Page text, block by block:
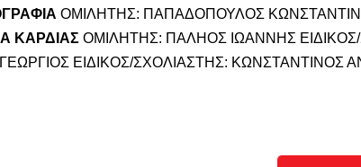
OΜΙΛΗΤΗΣ: ΠΑΠΑΔΟΠΟΥΛΟΣ
ΚΑΡΔΙΑΣ OΜΙΛΗΤΗΣ: ΠΑΛΗΟΣ ΙΩΑΝΝΗΣ
ΕΙΔΙΚΟΣ/ΣΧΟΛΙΑΣΤΗΣ: ΚΩΝΣΤΑΝΤΙΝΟΣ